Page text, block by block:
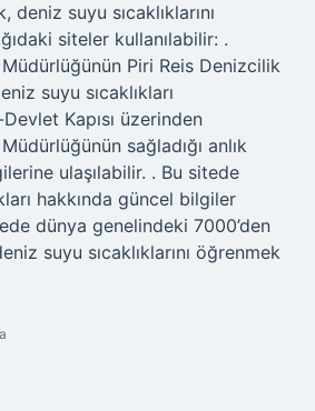
deniz suyu sıcaklıklarını
siteler kullanılabilir: .
Piri Reis Denizcilik
suyu sıcaklıkları
Kapısı üzerinden
sağladığı anlık
ulaşılabilir. . Bu sitede
hakkında güncel bilgiler
dünya genelindeki 7000’den
suyu sıcaklıklarını öğrenmek